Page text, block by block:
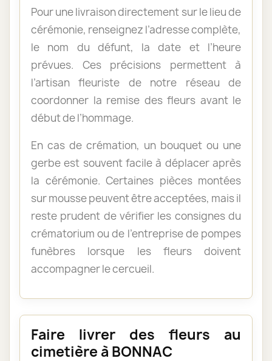
Pour une livraison directement sur le lieu de
cérémonie, renseignez l’adresse complète,
le nom du défunt, la date et l’heure
prévues. Ces précisions permettent à
l’artisan fleuriste de notre réseau de
coordonner la remise des fleurs avant le
début de l’hommage.
En cas de crémation, un bouquet ou une
gerbe est souvent facile à déplacer après
la cérémonie. Certaines pièces montées
sur mousse peuvent être acceptées, mais il
reste prudent de vérifier les consignes du
crématorium ou de l’entreprise de pompes
funèbres lorsque les fleurs doivent
accompagner le cercueil.
Faire livrer des fleurs au
cimetière à BONNAC